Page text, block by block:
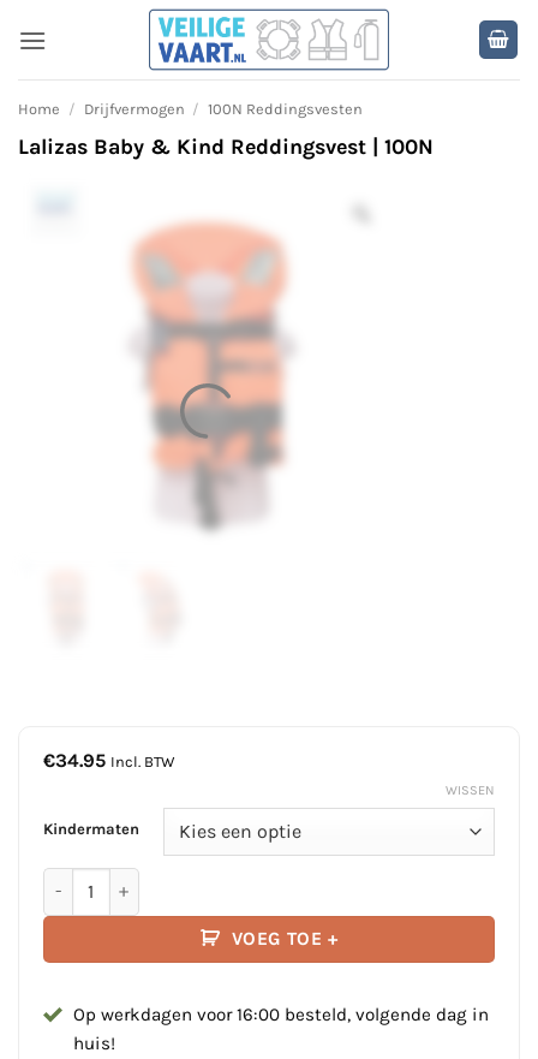
naar
inhoud
Home / Drijfvermogen / 100N Reddingsvesten
Lalizas Baby & Kind Reddingsvest | 100N
€34.95 Incl. BTW
Kindermaten
WISSEN
VOEG TOE +
Op werkdagen voor 16:00 besteld, volgende dag in
huis!